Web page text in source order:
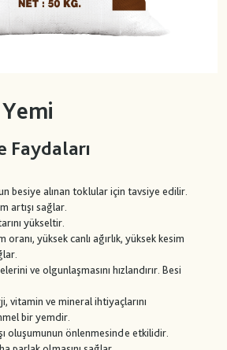
Faydaları
besiye alınan toklular için tavsiye edilir.
artışı sağlar.
yükseltir.
yüksek canlı ağırlık, yüksek kesim
ve olgunlaşmasını hızlandırır. Besi
vitamin ve mineral ihtiyaçlarını
bir yemdir.
oluşumunun önlenmesinde etkilidir.